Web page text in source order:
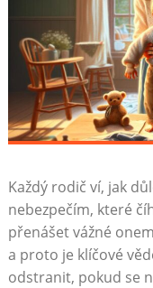
Každý rodič ví, jak
nebezpečím, které
přenášet vážné
a proto je klíčové
odstranit, pokud se